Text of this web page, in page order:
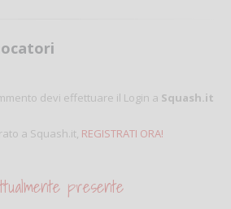
devi effettuare il Login a Squash.it
a Squash.it, REGISTRATI ORA!
presente